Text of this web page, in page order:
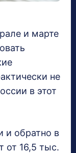
и марте
не
в этот
и обратно в
от 16,5 тыс.